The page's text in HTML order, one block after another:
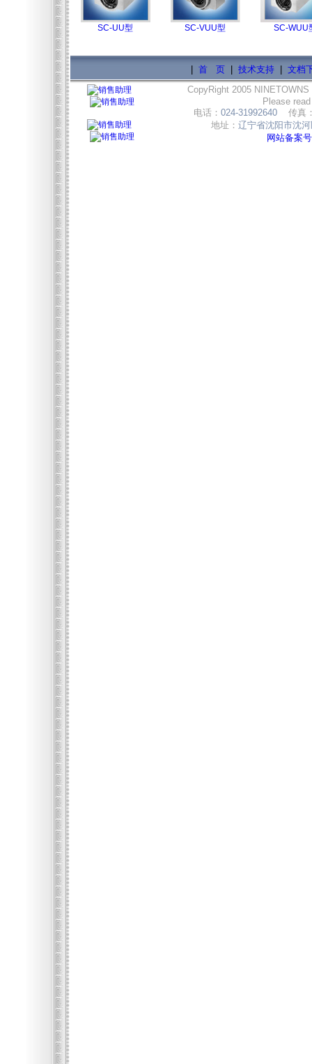
SC-UU型 SC-VUU型 SC-WUU
首 页| 技术支持| 文档
CopyRight 2005 NINETOWNS
Please
电话： 024-31992640 传真
地址： 辽宁省沈阳市沈
网站备案